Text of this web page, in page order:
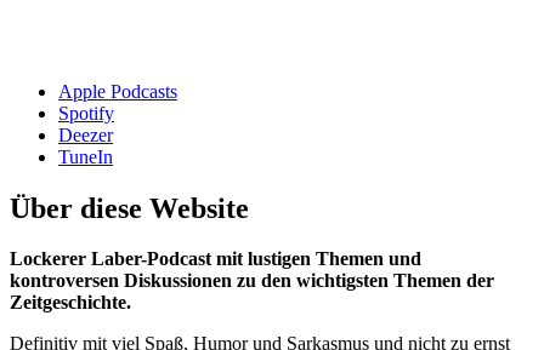
Apple Podcasts
Spotify
Deezer
TuneIn
Über diese Website
Lockerer Laber-Podcast mit lustigen Themen und
kontroversen Diskussionen zu den wichtigsten Themen der
Zeitgeschichte.
Definitiv mit viel Spaß, Humor und Sarkasmus und nicht zu ernst